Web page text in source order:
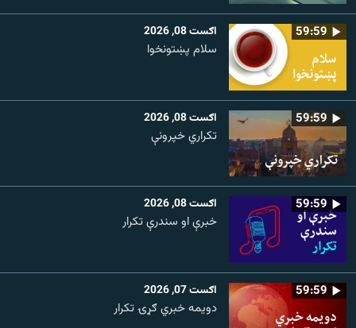
59:59 اګست 08, 2026
سلام پښتونخوا
59:59 اګست 08, 2026
تکراري خپرونې
59:59 اګست 08, 2026
خبرې او سندرې تکرار
59:59 اګست 07, 2026
دویمه خبري ګړۍ تکرار